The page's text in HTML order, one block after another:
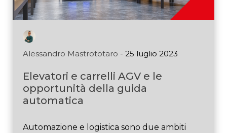
Alessandro Mastrototaro - 25 luglio 2023
Elevatori e carrelli AGV e le
opportunità della guida
automatica
Automazione e logistica sono due ambiti